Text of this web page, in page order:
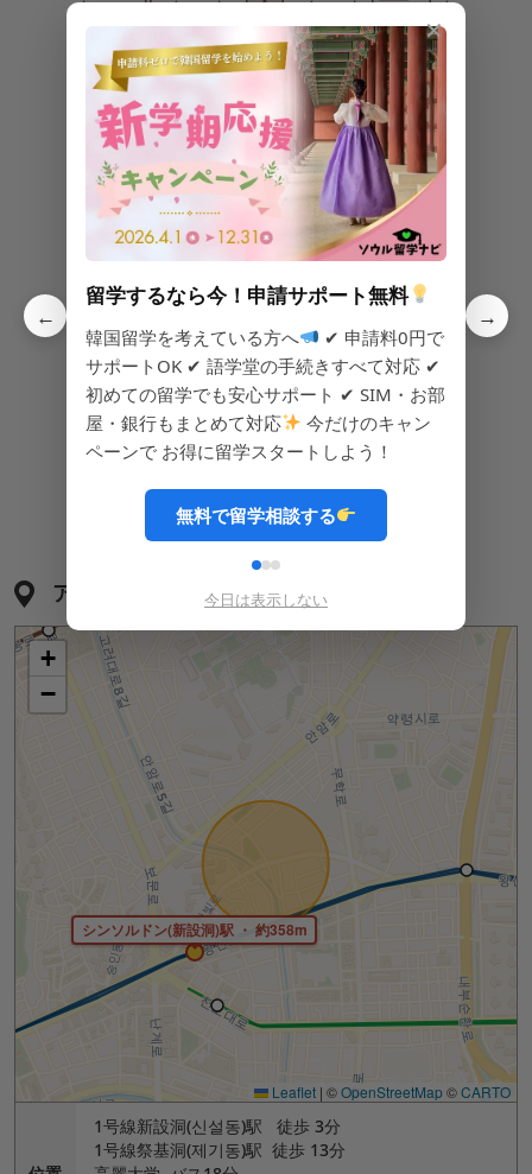
CCTV(防犯カメラ) 浄水器 電子レンジ
IHコンロ 食器類 キムチ
ご飯 洗濯機 乾燥機
オートロック
アクセス
シンソルドン(新設洞)駅 ・ 約358m
+
−
Leaflet | ©OpenStreetMap©CARTO
1号線新設洞(신설동)駅 徒歩 3分
1号線祭基洞(제기동)駅 徒歩 13分
←
✕
留学するなら今！申請サポート無料
韓国留学を考えている方へ
✔ 申請料0円で
サポートOK ✔ 語学堂の手続きすべて対応 ✔
初めての留学でも安心サポート ✔ SIM・お部
屋・銀行もまとめて対応
今だけのキャン
ペーンで お得に留学スタートしよう！
無料で留学相談する
今日は表示しない
→